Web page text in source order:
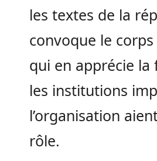
les textes de la
convoque le
qui en apprécie la
les institutions
l’organisation
rôle.